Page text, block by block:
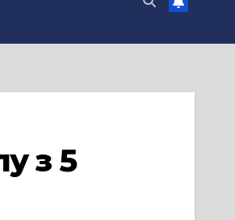
з 5